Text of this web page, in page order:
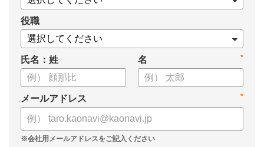
役職
氏名：姓 *
名
*
メールアドレス